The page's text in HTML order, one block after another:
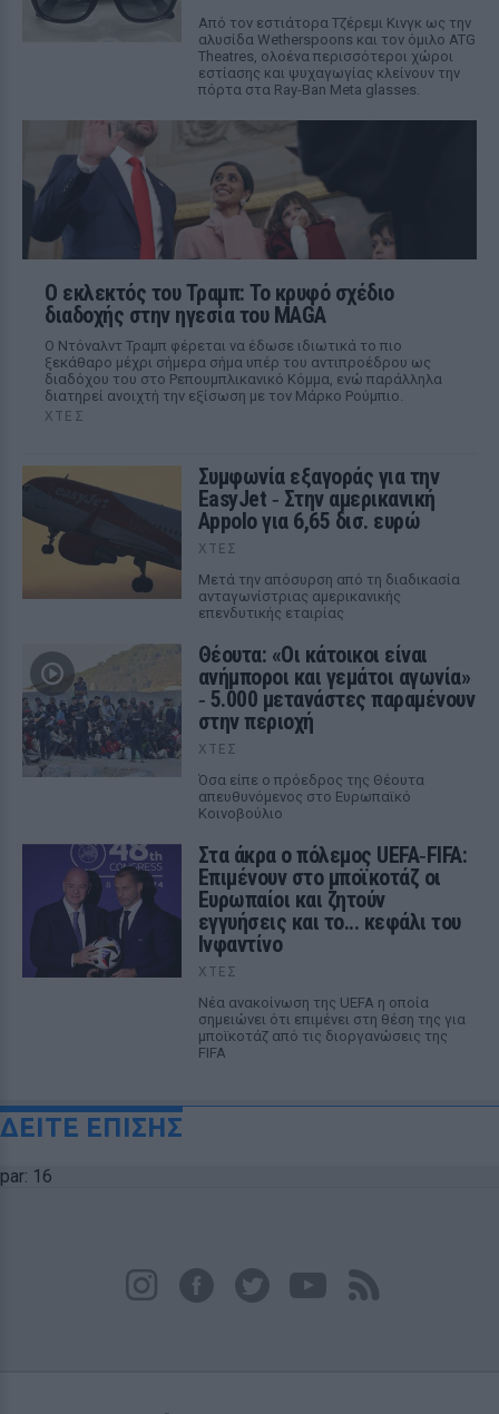
Από τον εστιάτορα Τζέρεμι Κινγκ ως την
αλυσίδα Wetherspoons και τον όμιλο ATG
Theatres, ολοένα περισσότεροι χώροι
εστίασης και ψυχαγωγίας κλείνουν την
πόρτα στα Ray-Ban Meta glasses.
Ο εκλεκτός του Τραμπ: Το κρυφό σχέδιο
διαδοχής στην ηγεσία του MAGA
Ο Ντόναλντ Τραμπ φέρεται να έδωσε ιδιωτικά το πιο
ξεκάθαρο μέχρι σήμερα σήμα υπέρ του αντιπροέδρου ως
διαδόχου του στο Ρεπουμπλικανικό Κόμμα, ενώ παράλληλα
διατηρεί ανοιχτή την εξίσωση με τον Μάρκο Ρούμπιο.
ΧΤΕΣ
Συμφωνία εξαγοράς για την
EasyJet ‑ Στην αμερικανική
Appolo για 6,65 δισ. ευρώ
ΧΤΕΣ
Μετά την απόσυρση από τη διαδικασία
ανταγωνίστριας αμερικανικής
επενδυτικής εταιρίας
Θέουτα: «Οι κάτοικοι είναι
ανήμποροι και γεμάτοι αγωνία»
‑ 5.000 μετανάστες παραμένουν
στην περιοχή
ΧΤΕΣ
Όσα είπε ο πρόεδρος της Θέουτα
απευθυνόμενος στο Ευρωπαϊκό
Κοινοβούλιο
Στα άκρα ο πόλεμος UEFA‑FIFA:
Επιμένουν στο μποϊκοτάζ οι
Ευρωπαίοι και ζητούν
εγγυήσεις και το... κεφάλι του
Ινφαντίνο
ΧΤΕΣ
Νέα ανακοίνωση της UEFA η οποία
σημειώνει ότι επιμένει στη θέση της για
μποϊκοτάζ από τις διοργανώσεις της
FIFA
ΔΕΙΤΕ ΕΠΙΣΗΣ
par: 16